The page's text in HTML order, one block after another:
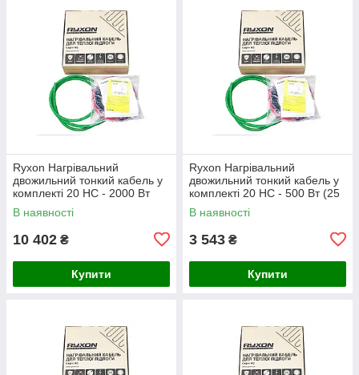
Ryxon Нагрівальний
двожильний тонкий кабель у
комплекті 20 HC - 2000 Вт
(100 м)
В наявності
10 402 ₴
Купити
Ryxon Нагрівальний
двожильний тонкий кабель у
комплекті 20 HC - 500 Вт (25
м)
В наявності
3 543 ₴
Купити